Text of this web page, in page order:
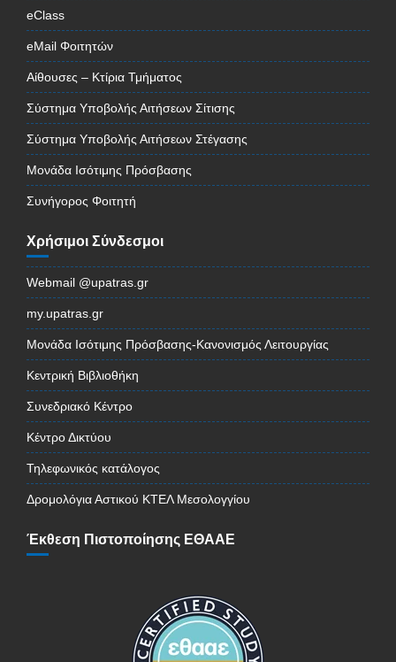
eClass
eMail Φοιτητών
Αίθουσες – Κτίρια Τμήματος
Σύστημα Υποβολής Αιτήσεων Σίτισης
Σύστημα Υποβολής Αιτήσεων Στέγασης
Μονάδα Ισότιμης Πρόσβασης
Συνήγορος Φοιτητή
Χρήσιμοι Σύνδεσμοι
Webmail @upatras.gr
my.upatras.gr
Μονάδα Ισότιμης Πρόσβασης-Κανονισμός Λειτουργίας
Κεντρική Βιβλιοθήκη
Συνεδριακό Κέντρο
Κέντρο Δικτύου
Τηλεφωνικός κατάλογος
Δρομολόγια Αστικού ΚΤΕΛ Μεσολογγίου
Έκθεση Πιστοποίησης ΕΘΑΑΕ